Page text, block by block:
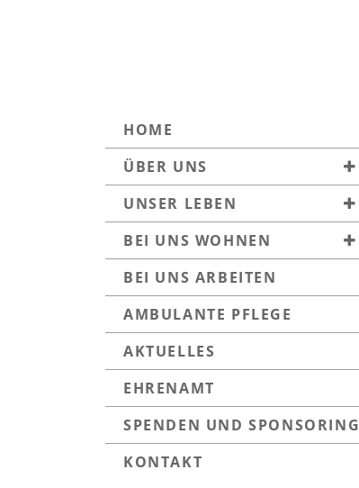
HOME
ÜBER UNS
UNSER LEBEN
BEI UNS WOHNEN
BEI UNS ARBEITEN
AMBULANTE PFLEGE
AKTUELLES
EHRENAMT
SPENDEN UND SPONSORING
KONTAKT